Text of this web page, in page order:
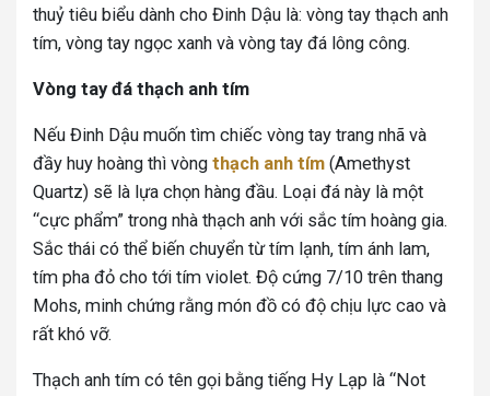
thuỷ tiêu biểu dành cho Đinh Dậu là: vòng tay thạch anh
tím, vòng tay ngọc xanh và vòng tay đá lông công.
Vòng tay đá thạch anh tím
Nếu Đinh Dậu muốn tìm chiếc vòng tay trang nhã và
đầy huy hoàng thì vòng thạch anh tím (Amethyst
Quartz) sẽ là lựa chọn hàng đầu. Loại đá này là một
“cực phẩm” trong nhà thạch anh với sắc tím hoàng gia.
Sắc thái có thể biến chuyển từ tím lạnh, tím ánh lam,
tím pha đỏ cho tới tím violet. Độ cứng 7/10 trên thang
Mohs, minh chứng rằng món đồ có độ chịu lực cao và
rất khó vỡ.
Thạch anh tím có tên gọi bằng tiếng Hy Lạp là “Not